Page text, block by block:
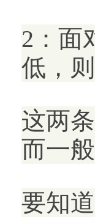
2：面
低，
这两
而一
要知